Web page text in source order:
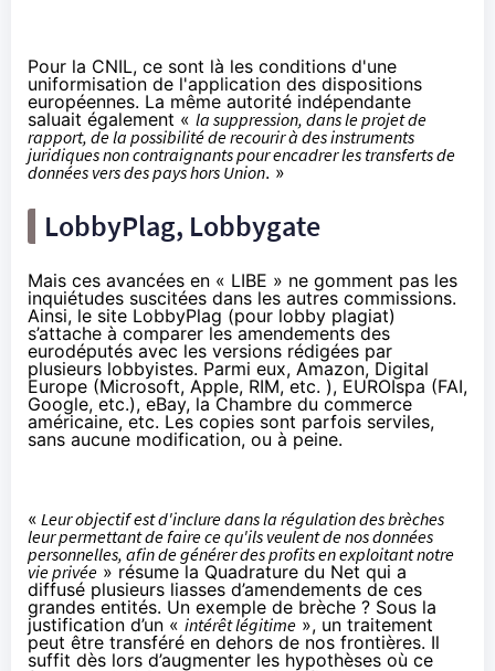
Pour la CNIL, ce sont là les conditions d'une
uniformisation de l'application des dispositions
européennes. La même autorité indépendante
saluait également « la suppression, dans le projet de
rapport, de la possibilité de recourir à des instruments
juridiques non contraignants pour encadrer les transferts de
données vers des pays hors Union. »
LobbyPlag, Lobbygate
Mais ces avancées en « LIBE » ne gomment pas les
inquiétudes suscitées dans les autres commissions.
Ainsi, le site LobbyPlag (pour lobby plagiat)
s’attache à comparer les amendements des
eurodéputés avec les versions rédigées par
plusieurs lobbyistes. Parmi eux, Amazon, Digital
Europe (Microsoft, Apple, RIM, etc. ), EUROIspa (FAI,
Google, etc.), eBay, la Chambre du commerce
américaine, etc. Les copies sont parfois serviles,
sans aucune modification, ou à peine.
« Leur objectif est d'inclure dans la régulation des brèches
leur permettant de faire ce qu'ils veulent de nos données
personnelles, afin de générer des profits en exploitant notre
vie privée » résume la Quadrature du Net qui a
diffusé plusieurs liasses d’amendements de ces
grandes entités. Un exemple de brèche ? Sous la
justification d’un « intérêt légitime », un traitement
peut être transféré en dehors de nos frontières. Il
suffit dès lors d’augmenter les hypothèses où ce